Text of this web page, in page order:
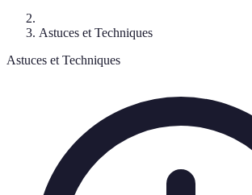
Astuces et Techniques
Astuces et Techniques